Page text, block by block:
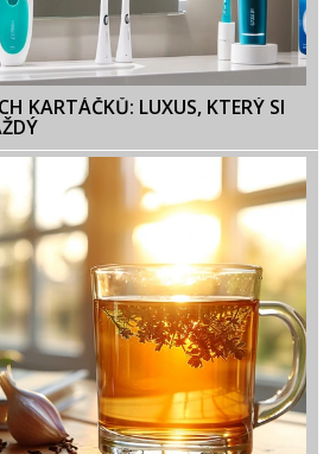
KARTÁČKŮ: LUXUS, KTERÝ SI